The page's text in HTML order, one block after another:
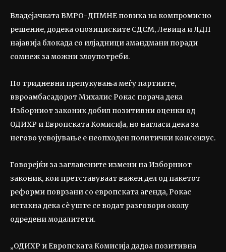
Владејачката ВМРО-ДПМНЕ повика на компромисно
решение, додека опозициските СДСМ, Левица и ЛДП
најавија блокада со илјадници амандмани поради
сомнеж за можни злоупотреби.
По тридневни препукувања меѓу партиите,
ввроамбасадорот Михалис Рокас порача дека
Изборниот законик добил позитивни оценки од
ОДИХР и Европската Комисија, но нагласи дека за
негово усвојување е неопходен политички консензус.
Говорејќи за заглавените измени на Изборниот
законик, кои претставуваат важен дел од пакетот
реформи поврзани со европската агенда, Рокас
истакна дека сѐ уште се водат разговори околу
одредени модалитети.
„ОДИХР и Европската Комисија дадоа позитивна